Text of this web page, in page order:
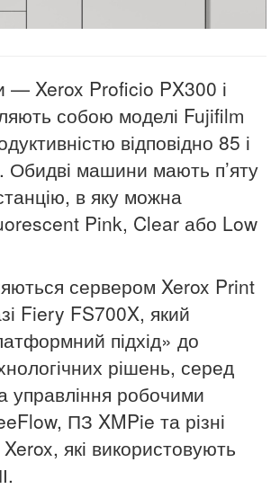
— Xerox Proficio PX300 і
собою моделі Fujifilm
відповідно 85 і
Обидві машини мають п’яту
в яку можна
Pink, Clear або Low
сервером Xerox Print
Fiery FS700X, який
підхід» до
рішень, серед
управління робочими
ПЗ XMPie та різні
які використовують